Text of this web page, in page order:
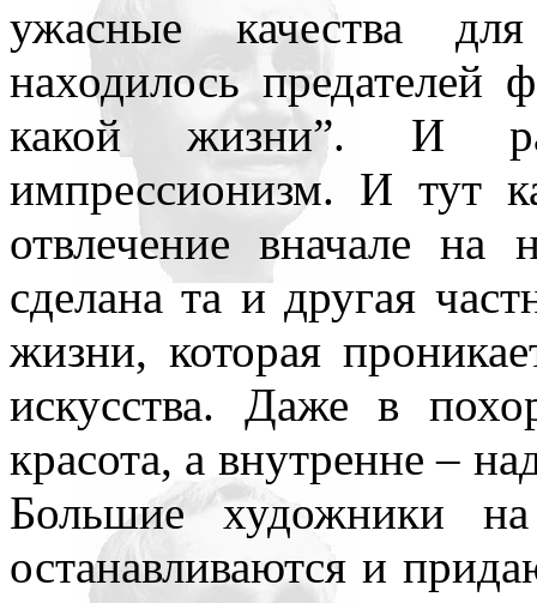
ужасные качества
находилось предателей
какой жизни”. И
импрессионизм. И тут
отвлечение вначале
сделана та и другая
жизни, которая
искусства. Даже в
красота, а внутренне –
Большие художники
останавливаются и